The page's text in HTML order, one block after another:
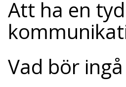
Att ha en
Vad bör